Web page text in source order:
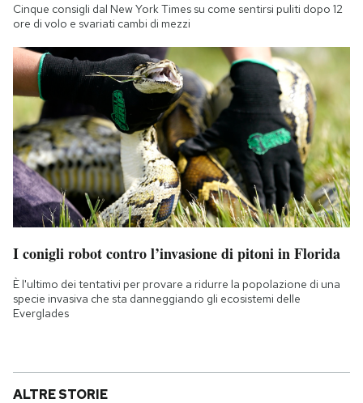
Cinque consigli dal New York Times su come sentirsi puliti dopo 12
ore di volo e svariati cambi di mezzi
I conigli robot contro l’invasione di pitoni in Florida
È l'ultimo dei tentativi per provare a ridurre la popolazione di una
specie invasiva che sta danneggiando gli ecosistemi delle
Everglades
ALTRE STORIE